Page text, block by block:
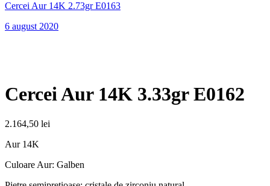
Cercei Aur 14K 2.73gr E0163
6 august 2020
Cercei Aur 14K 3.33gr E0162
2.164,50 lei
Aur 14K
Culoare Aur: Galben